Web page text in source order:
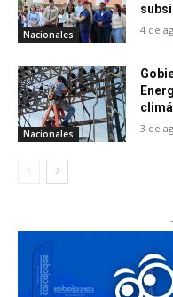
Nacionales 4 de
Nacionales 3 de